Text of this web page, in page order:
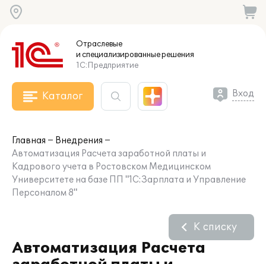
Отраслевые
и специализированныерешения
1С:Предприятие
Каталог Вход
Главная
Внедрения
Автоматизация Расчета заработной платы и
Кадрового учета в Ростовском Медицинском
Университете на базе ПП "1С:Зарплата и Управление
Персоналом 8"
Автоматизация Расчета
К списку